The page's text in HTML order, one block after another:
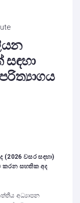
සඳහා
වසර සඳහා)
කරන සහතික අද
අධ්‍යාපන